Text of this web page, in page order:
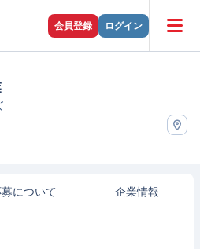
会員登録 ログイン
募について 企業情報